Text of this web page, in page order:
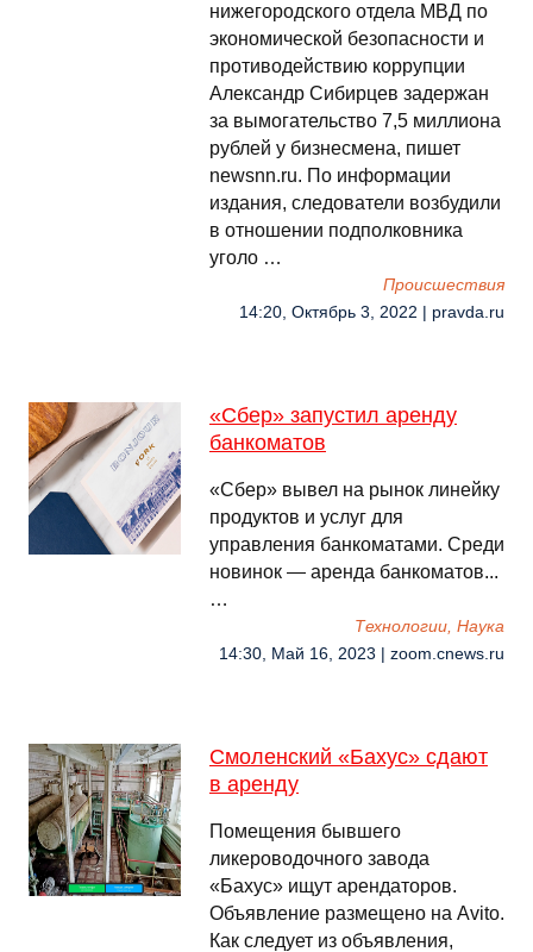
нижегородского отдела МВД по
экономической безопасности и
противодействию коррупции
Александр Сибирцев задержан
за вымогательство 7,5 миллиона
рублей у бизнесмена, пишет
newsnn.ru. По информации
издания, следователи возбудили
в отношении подполковника
уголо …
Происшествия
14:20, Октябрь 3, 2022 | pravda.ru
«Сбер» запустил аренду
банкоматов
«Сбер» вывел на рынок линейку
продуктов и услуг для
управления банкоматами. Среди
новинок — аренда банкоматов...
…
Технологии, Наука
14:30, Май 16, 2023 | zoom.cnews.ru
Смоленский «Бахус» сдают
в аренду
Помещения бывшего
ликероводочного завода
«Бахус» ищут арендаторов.
Объявление размещено на Аvito.
Как следует из объявления,